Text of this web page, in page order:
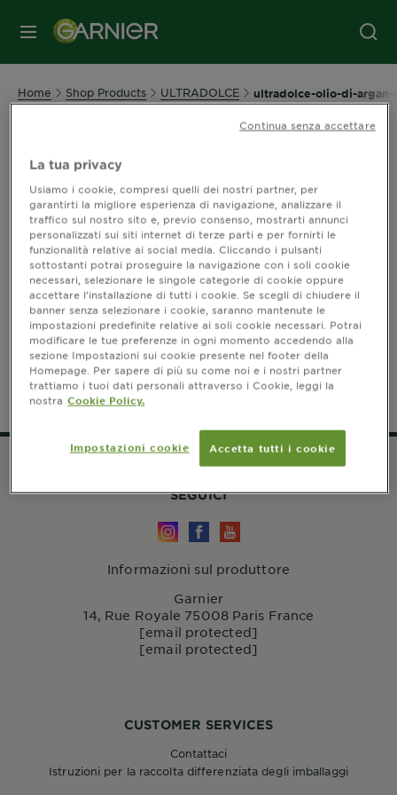
MENU
Home Shop Products ULTRADOLCE ultradolce-olio-di-
Shop Ultra Dolce Olio di Argan e
Mirtillo Rosso
Filters
Ordina per
Novità
CLOSE
Mostra (0) risultato / i
CUSTOMER SERVICES
Contattaci
Istruzioni per la raccolta differenziata degli imballaggi
SEGUICI
Informazioni sul produttore
Garnier
14, Rue Royale 75008 Paris France
[email protected]
[email protected]
La tua privacy
Usiamo i cookie, compresi quelli dei nostri partner, per
garantirti la migliore esperienza di navigazione, analizzare il
traffico sul nostro sito e, previo consenso, mostrarti annunci
personalizzati sui siti internet di terze parti e per fornirti le
funzionalità relative ai social media. Cliccando i pulsanti
sottostanti potrai proseguire la navigazione con i soli cookie
necessari, selezionare le singole categorie di cookie oppure
accettare l’installazione di tutti i cookie. Se scegli di chiudere il
banner senza selezionare i cookie, saranno mantenute le
impostazioni predefinite relative ai soli cookie necessari. Potrai
modificare le tue preferenze in ogni momento accedendo alla
sezione Impostazioni sui cookie presente nel footer della
Homepage. Per sapere di più su come noi e i nostri partner
trattiamo i tuoi dati personali attraverso i Cookie, leggi la
nostra Cookie Policy.
Impostazioni cookie Accetta tutti i cookie
Continua senza accettare